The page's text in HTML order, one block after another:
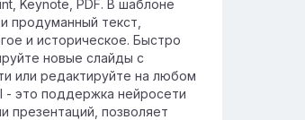
и административным
Keynote, PDF. В шаблоне
продуманный текст,
и историческое. Быстро
новые слайды с
или редактируйте на любом
- это поддержка нейросети
презентаций, позволяет